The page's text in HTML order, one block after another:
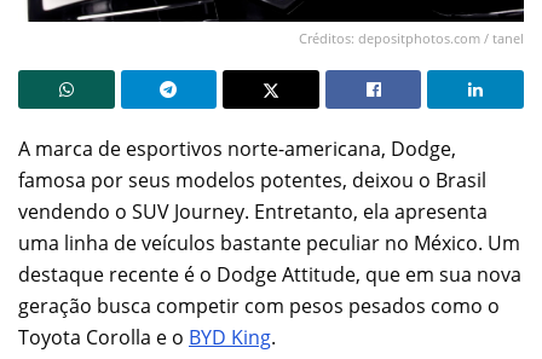
Créditos: depositphotos.com / tanel
A marca de esportivos norte-americana, Dodge,
famosa por seus modelos potentes, deixou o Brasil
vendendo o SUV Journey. Entretanto, ela apresenta
uma linha de veículos bastante peculiar no México. Um
destaque recente é o Dodge Attitude, que em sua nova
geração busca competir com pesos pesados como o
Toyota Corolla e o BYD King.